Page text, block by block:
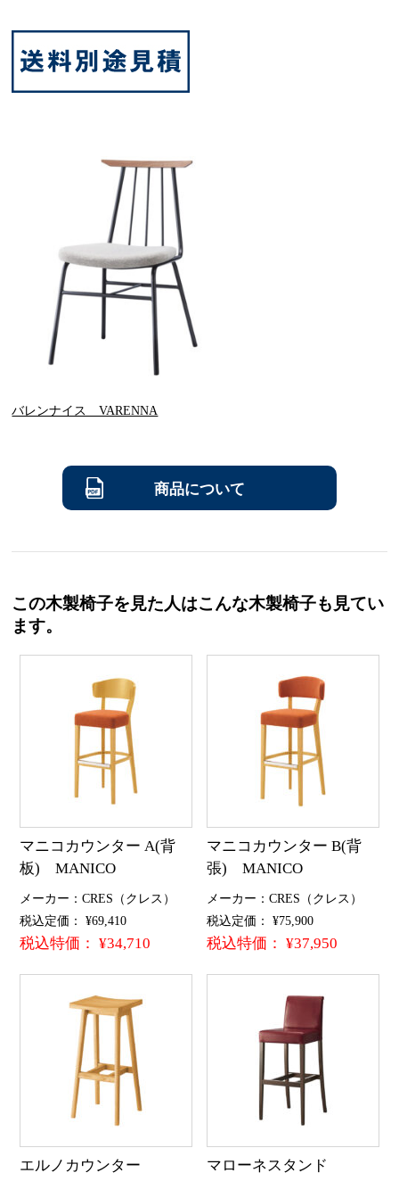
バレンナイス VARENNA
商品について
この木製椅子を見た人はこんな木製椅子も見てい
ます。
マニコカウンター A(背
板) MANICO
メーカー：CRES（クレス）
税込定価： ¥69,410
税込特価： ¥34,710
マニコカウンター B(背
張) MANICO
メーカー：CRES（クレス）
税込定価： ¥75,900
税込特価： ¥37,950
エルノカウンター
マローネスタンド